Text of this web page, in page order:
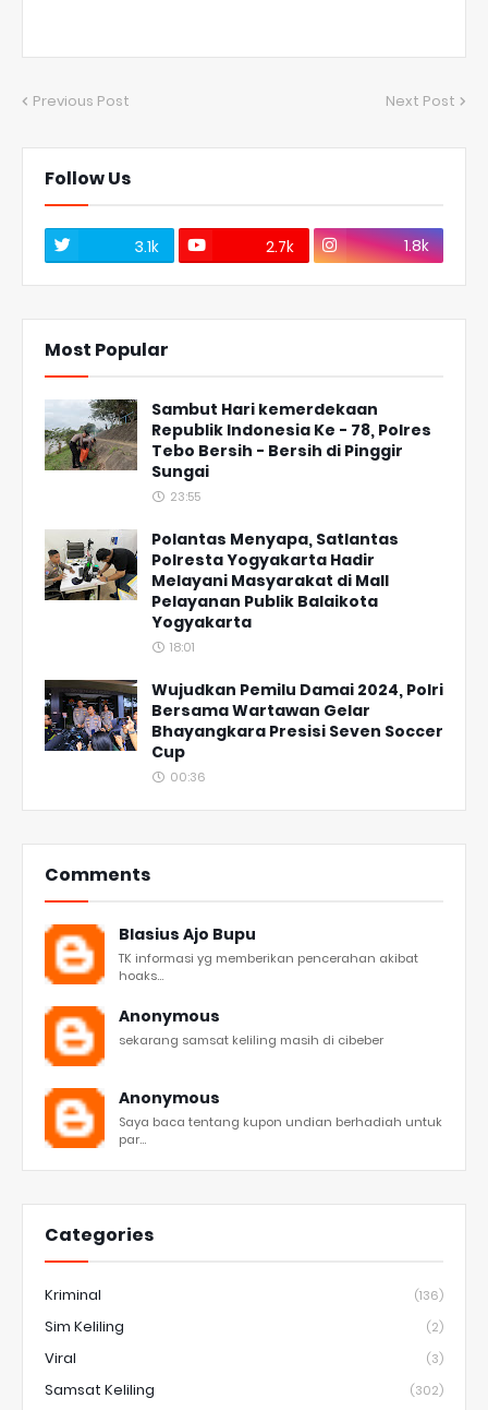
Previous Post Next Post
Follow Us
3.1k 2.7k 1.8k
Most Popular
Sambut Hari kemerdekaan
Republik Indonesia Ke - 78, Polres
Tebo Bersih - Bersih di Pinggir
Sungai
23:55
Polantas Menyapa, Satlantas
Polresta Yogyakarta Hadir
Melayani Masyarakat di Mall
Pelayanan Publik Balaikota
Yogyakarta
18:01
Wujudkan Pemilu Damai 2024, Polri
Bersama Wartawan Gelar
Bhayangkara Presisi Seven Soccer
Cup
00:36
Comments
Blasius Ajo Bupu
TK informasi yg memberikan pencerahan akibat
hoaks...
Anonymous
sekarang samsat keliling masih di cibeber
Anonymous
Saya baca tentang kupon undian berhadiah untuk
par...
Categories
Kriminal (136)
Sim Keliling (2)
Viral (3)
Samsat Keliling (302)